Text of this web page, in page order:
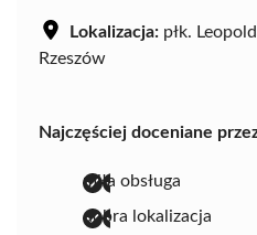
Lokalizacja: płk.
Rzeszów
Najczęściej doceniane
miła obsługa
dobra lokalizacja